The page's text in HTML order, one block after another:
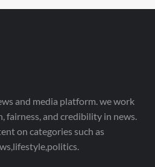
and media platform. we work
fairness, and credibility in news.
on categories such as